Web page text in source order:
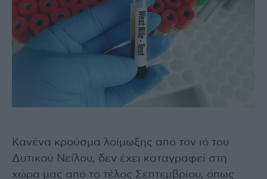
Κανένα κρούσμα λοίμωξης από τον ιό του
Δυτικού Νείλου, δεν έχει καταγραφεί στη
χώρα μας από το τέλος Σεπτεμβρίου, όπως